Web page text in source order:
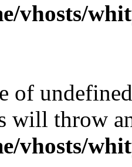
vhosts/
of
will throw
vhosts/